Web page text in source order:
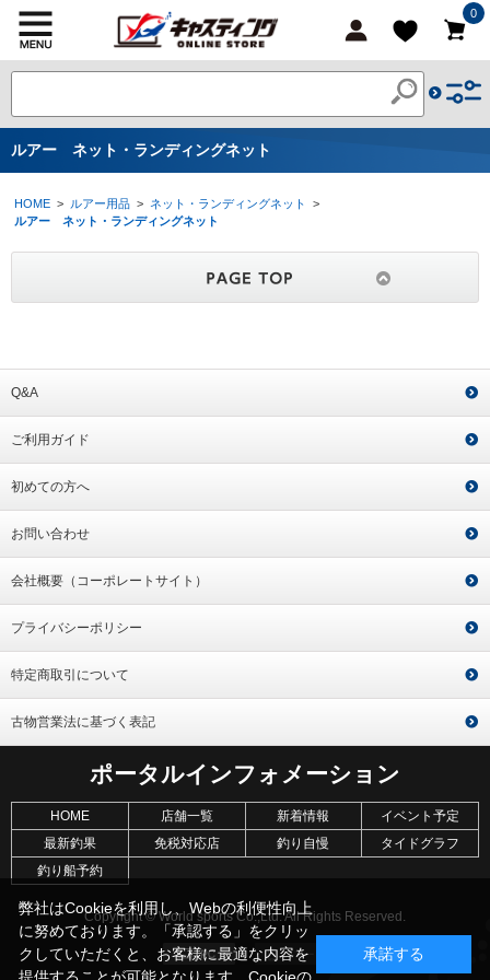
0
ルアー ネット・ランディングネット
HOME > ルアー用品 > ネット・ランディングネット
>
ルアー ネット・ランディングネット
Q&A
ご利用ガイド
初めての方へ
お問い合わせ
会社概要（コーポレートサイト）
プライバシーポリシー
特定商取引について
古物営業法に基づく表記
ポータルインフォメーション
HOME 店舗一覧 新着情報
イベント予定
最新釣果
免税対応店 釣り自慢
タイドグラフ
釣り船予約
Copyright © World sports Co.,Ltd. All Rights Reserved.
弊社はCookieを利用し、Webの利便性向上
に努めております。「承認する」をクリッ
クしていただくと、お客様に最適な内容を
承諾する